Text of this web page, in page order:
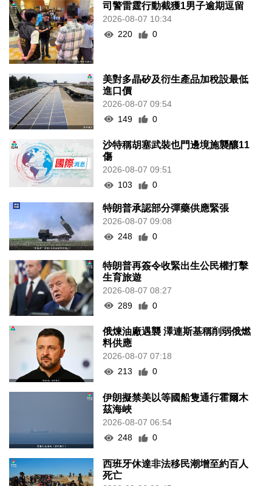
司警雷霆行動截獲1男子逾期逗留
2026-08-07 10:34
220
0
美對多晶矽及衍生產品加稅設最低
進口價
2026-08-07 09:54
149
0
沙特稱胡塞武裝也門邊境施襲釀11
傷
2026-08-07 09:51
103
0
特朗普承認部分彈藥供應緊張
2026-08-07 09:08
248
0
特朗普再簽令收緊出生公民權打擊
生育旅遊
2026-08-07 08:27
289
0
俄煉油廠遇襲 澤連斯基稱削弱俄燃
料供應
2026-08-07 07:18
213
0
伊朗擬禁美以等國船隻通行霍爾木
茲海峽
2026-08-07 06:54
248
0
西班牙休達非法移民潮增至約百人
死亡